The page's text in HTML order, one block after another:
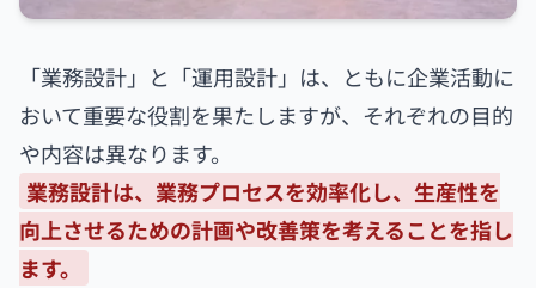
「業務設計」と「運用設計」は、ともに企業活動に
おいて重要な役割を果たしますが、それぞれの目的
や内容は異なります。
業務設計は、業務プロセスを効率化し、生産性を
向上させるための計画や改善策を考えることを指し
ます。